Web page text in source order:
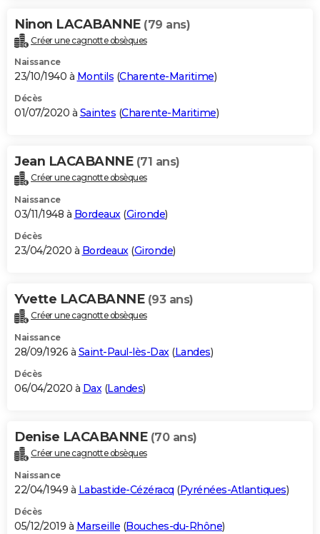
Ninon LACABANNE (79 ans)
Créer une cagnotte obsèques
Naissance
23/10/1940 à Montils (Charente-Maritime)
Décès
01/07/2020 à Saintes (Charente-Maritime)
Jean LACABANNE (71 ans)
Créer une cagnotte obsèques
Naissance
03/11/1948 à Bordeaux(Gironde)
Décès
23/04/2020 à Bordeaux(Gironde)
Yvette LACABANNE (93 ans)
Créer une cagnotte obsèques
Naissance
28/09/1926 à Saint-Paul-lès-Dax(Landes)
Décès
06/04/2020 à Dax(Landes)
Denise LACABANNE (70 ans)
Créer une cagnotte obsèques
Naissance
22/04/1949 à Labastide-Cézéracq (Pyrénées-Atlantiques)
Décès
05/12/2019 à Marseille (Bouches-du-Rhône)